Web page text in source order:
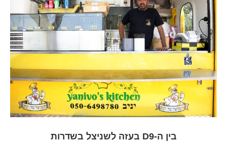
בין ה-D9 בעזה לשניצל בשדרות